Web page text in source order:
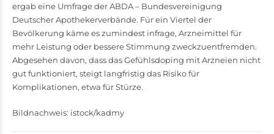
ergab eine Umfrage der ABDA – Bundesvereinigung
Deutscher Apothekerverbände. Für ein Viertel der
Bevölkerung käme es zumindest infrage, Arzneimittel für
mehr Leistung oder bessere Stimmung zweckzuentfremden.
Abgesehen davon, dass das Gefühlsdoping mit Arzneien nicht
gut funktioniert, steigt langfristig das Risiko für
Komplikationen, etwa für Stürze.
Bildnachweis: istock/kadmy